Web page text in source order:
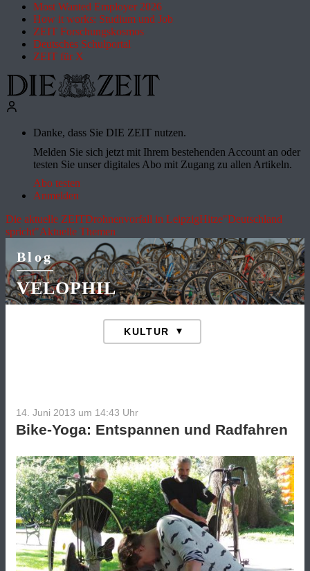
Most Wanted Employer 2026
How it works: Studium und Job
ZEIT Forschungskosmos
Deutsches Schulportal
ZEIT für X
Danke, dass Sie DIE ZEIT nutzen.
Melden Sie sich jetzt mit Ihrem bestehenden Account an oder
testen Sie unser digitales Abo mit Zugang zu allen Artikeln.
Abo testen
Anmelden
Die aktuelle ZEITDrohnenvorfall in LeipzigHitze"Deutschland
spricht"Aktuelle Themen
Blog
VELOPHIL
14. Juni 2013 um 14:43 Uhr
Bike-Yoga: Entspannen und Radfahren